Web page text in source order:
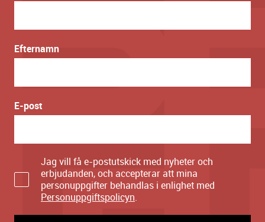
Efternamn
E-post
Jag vill få e-postutskick med nyheter och
erbjudanden, och accepterar att mina
personuppgifter behandlas i enlighet med
Personuppgiftspolicyn.